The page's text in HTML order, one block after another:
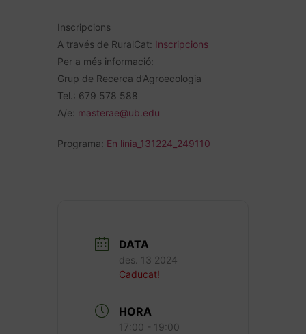
Inscripcions
A través de RuralCat: Inscripcions
Per a més informació:
Grup de Recerca d’Agroecologia
Tel.: 679 578 588
A/e: masterae@ub.edu
Programa: En línia_131224_249110
DATA
des. 13 2024
Caducat!
HORA
17:00 - 19:00